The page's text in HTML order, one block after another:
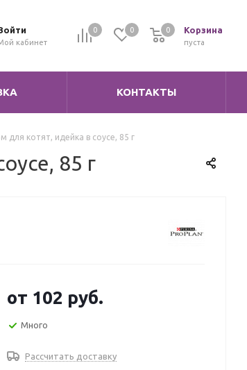
0 0 Корзина
0
пуста
0
кабинет
КОНТАКТЫ
для котят, идейка в соусе, 85 г
85 г
от 102 руб.
Много
Рассчитать доставку